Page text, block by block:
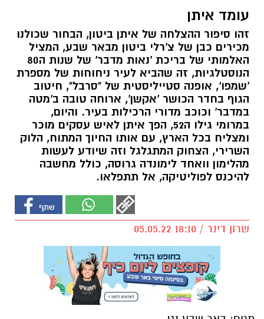
עומד איתן
זהו סיפור ההצלחה של איתן ביטון, הבחור שכולנו
מכירים כבן של צ'רלי ביטון מבאר שבע, המציל
האלמותי של בריכת 'נאות מדבר' של שנות ה80
הנוסטלגיות, זה שהביא לעיר ניחוחות של מספרת
'שמפו', אופנה סטייליסטית של "סרבל", חיטוב
הגוף בחדר הכושר 'אקשן', ארוחה טובה ב'מטה
במדבר' וכוכב מדורי הרכילות בעיר. והיום,
במרומי גילו ה52, הפך איתן לאיש עסקים מוכר
ומצליח בכל הארץ, עם אותו החיוך המתוח, הלוק
השרירי, הצחוק המתגלגל וזה שיודע לעשות
מהלימון וואחד לימונדה גרוסה, כולל מחשבה
להיכנס לפוליטיקה, אל תתפלאו.
שרון דינר / 18:10 05.05.22